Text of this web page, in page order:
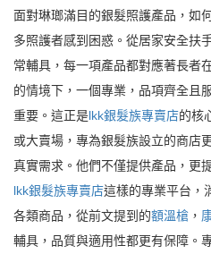
面對琳瑯滿目的銀髮照護產品，如
多照護者感到困惑。從居家安全扶
常輔具，每一項產品都對應著長者
的情境下，一個專業，品項齊全且
重要。這正是lkk銀髮族專賣店的核
或大賣場，專為銀髮族設立的商店
真實需求。他們不僅提供產品，更
lkk銀髮族專賣店這樣的專業平台，
各類商品，從前文提到的額溫槍 ，
輔具，品質與適用性都更有保障。